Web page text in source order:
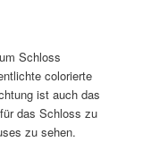
Schloss
colorierte
ist auch das
das Schloss zu
zu sehen.